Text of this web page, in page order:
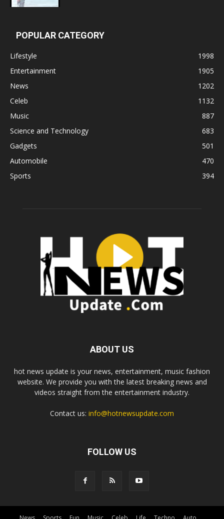
POPULAR CATEGORY
Lifestyle
1998
Entertainment
1905
News
1202
Celeb
1132
Music
887
Science and Technology
683
Gadgets
501
Automobile
470
Sports
394
ABOUT US
hot news update is your news, entertainment, music fashion
website. We provide you with the latest breaking news and
videos straight from the entertainment industry.
Contact us: info@hotnewsupdate.com
FOLLOW US